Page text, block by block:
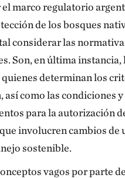
el marco regulatorio
de los bosques
considerar las
Son, en última instancia,
determinan los
así como las condiciones y
para la autorización
involucren cambios de
sostenible.
vagos por parte